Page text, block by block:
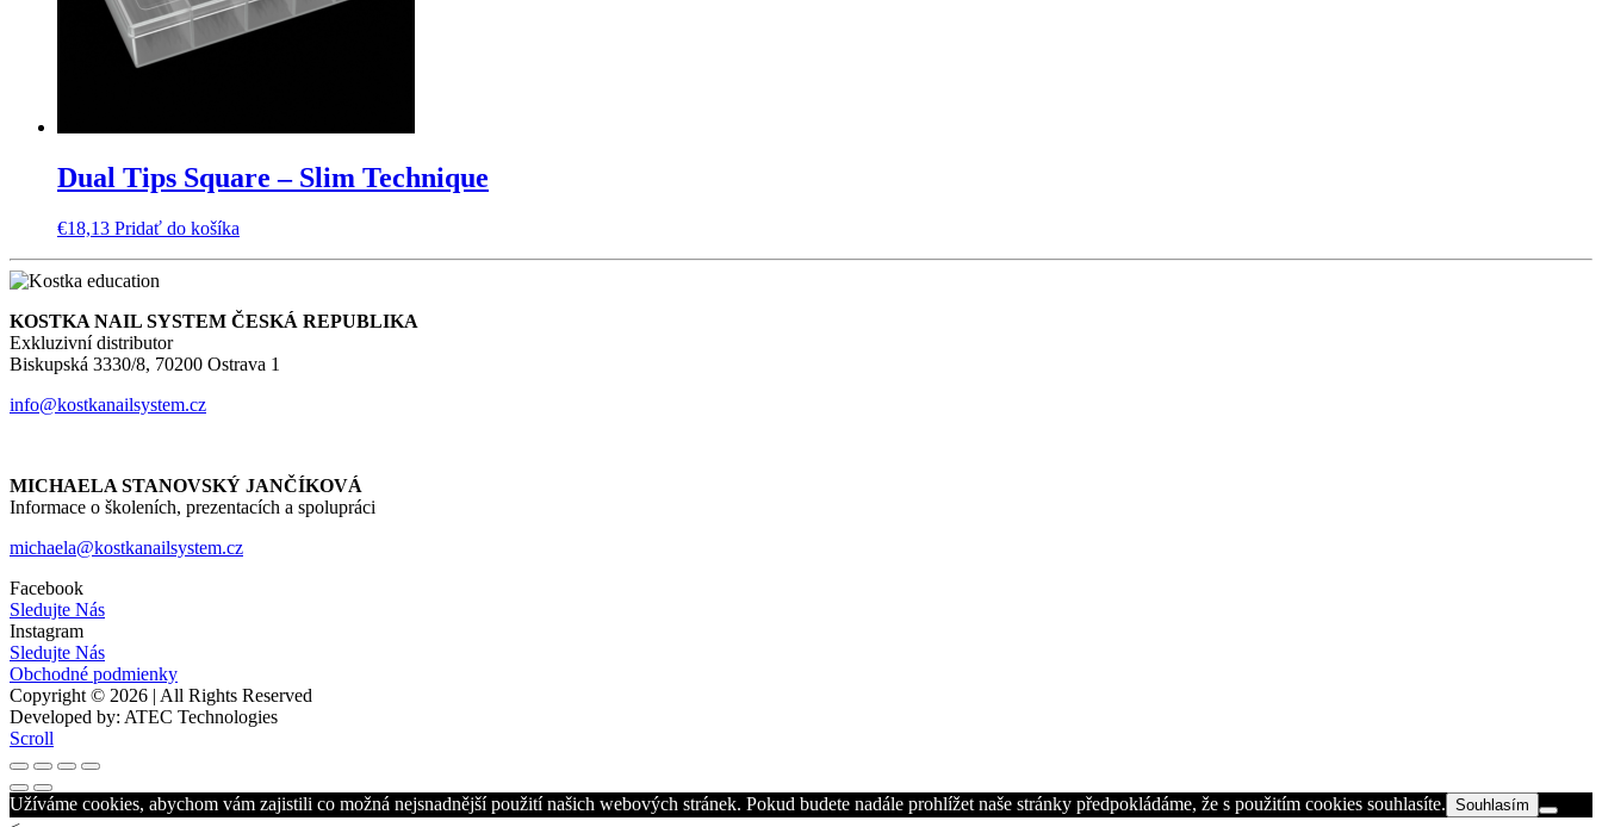
Dual Tips Square – Slim Technique
€18,13 Pridať do košíka
KOSTKA NAIL SYSTEM ČESKÁ REPUBLIKA
Exkluzivní distributor
Biskupská 3330/8, 70200 Ostrava 1
info@kostkanailsystem.cz
MICHAELA STANOVSKÝ JANČÍKOVÁ
Informace o školeních, prezentacích a spolupráci
michaela@kostkanailsystem.cz
Facebook
Sledujte Nás
Instagram
Sledujte Nás
Obchodné podmienky
Copyright © 2026 | All Rights Reserved
Developed by: ATEC Technologies
Scroll
Užíváme cookies, abychom vám zajistili co možná nejsnadnější použití našich webových stránek. Pokud budete nadále prohlížet naše stránky předpokládáme, že s použitím cookies souhlasíte. Souhlasím